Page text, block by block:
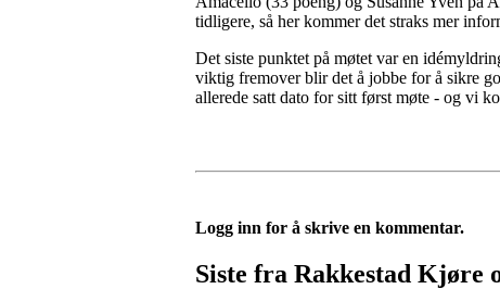
tidligere, så her kommer det straks mer
Det siste punktet på møtet var en
viktig fremover blir det å jobbe for å sikre
allerede satt dato for sitt først møte - og vi
Logg inn for å skrive en kommentar.
Siste fra Rakkestad Kjøre